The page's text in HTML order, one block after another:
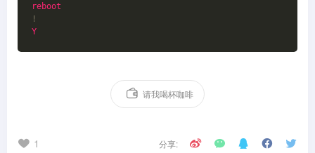
reboot
!
Y
请我喝杯咖啡
1 分享: